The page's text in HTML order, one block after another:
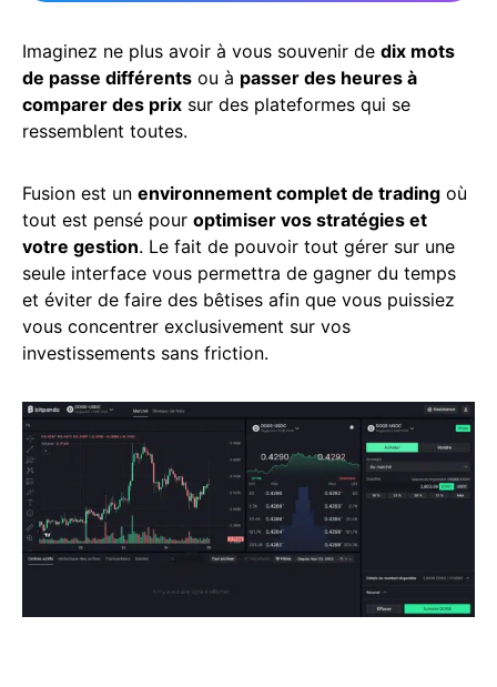
Imaginez ne plus avoir à vous souvenir de dix mots
de passe différents ou à passer des heures à
comparer des prix sur des plateformes qui se
ressemblent toutes.
Fusion est un environnement complet de trading où
tout est pensé pour optimiser vos stratégies et
votre gestion. Le fait de pouvoir tout gérer sur une
seule interface vous permettra de gagner du temps
et éviter de faire des bêtises afin que vous puissiez
vous concentrer exclusivement sur vos
investissements sans friction.